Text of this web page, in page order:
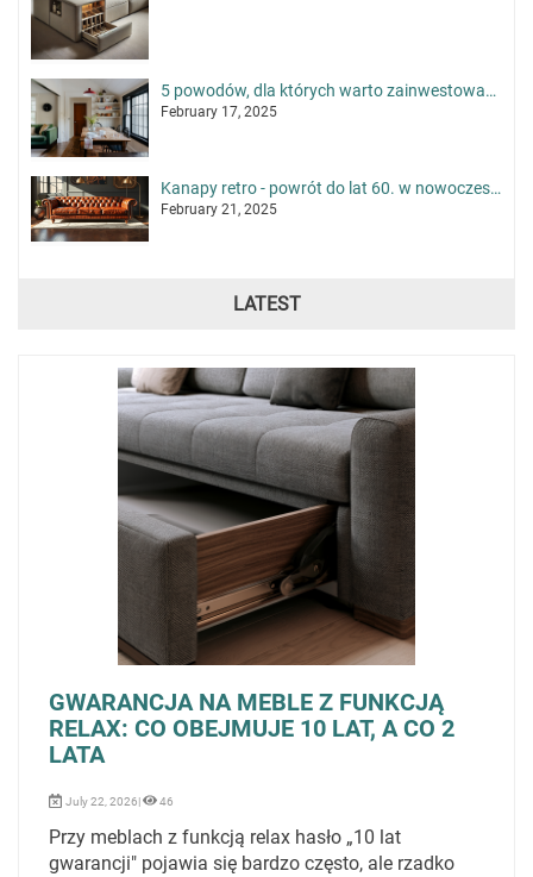
GWARANCJA NA MEBLE Z FUNKCJĄ
RELAX: CO OBEJMUJE 10 LAT, A CO 2
LATA
July 22, 2026| 46
Przy meblach z funkcją relax hasło „10 lat
gwarancji" pojawia się bardzo często, ale rzadko
5 powodów, dla których warto zainwestować w sofę 4 osobową
February 17, 2025
Kanapy retro - powrót do lat 60. w nowoczesnym wydaniu
February 21, 2025
LATEST